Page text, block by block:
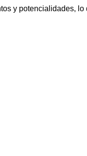
y potencialidades,